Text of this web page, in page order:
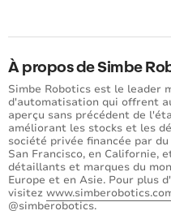
À propos de Simbe
Simbe Robotics est le leader
d'automatisation qui offrent
aperçu sans précédent de
améliorant les stocks et les
société privée financée par
San Francisco, en Californie,
détaillants et marques du
Europe et en Asie. Pour plus
visitez
@simberobotics.